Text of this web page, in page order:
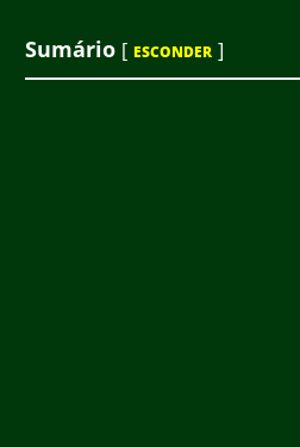
Sumário [ ESCONDER ]